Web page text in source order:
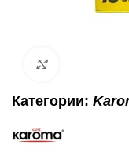
Категории: